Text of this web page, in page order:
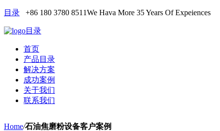
目录 +86 180 3780 8511We Hava More 35 Years Of Expeiences
目录
首页
产品目录
解决方案
成功案例
关于我们
联系我们
Home/石油焦磨粉设备客户案例